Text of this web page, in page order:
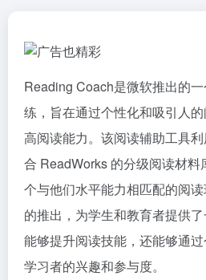
Reading Coach是微软推出的
练，旨在通过个性化和吸引人
高阅读能力。该阅读辅助工具
合 ReadWorks 的分级阅读材
个与他们水平能力相匹配的阅
的推出，为学生和教育者提供
能够提升阅读技能，还能够通
学习者的兴趣和参与度。